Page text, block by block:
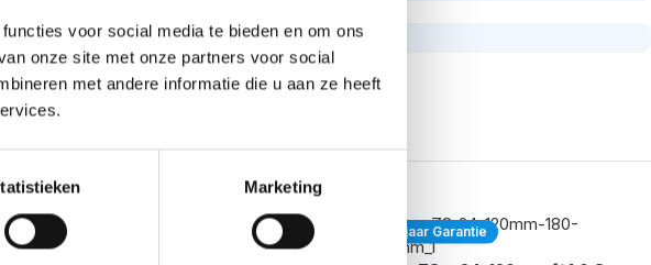
voor social media te bieden en om ons
onze site met onze partners voor social
met andere informatie die u aan ze heeft
Marketing
met een verschillende scherptediepte te vergelijken. Dit resulteert in
die razendsnel voorbij vliegen. Een bewegend onderwerp zet je met een
vergroting van 1.4x, zodat je altijd goed overzicht hebt over je onderwerp.
24-
Nikon Z8 systeemcamera + 70-
5 jaar Garantie